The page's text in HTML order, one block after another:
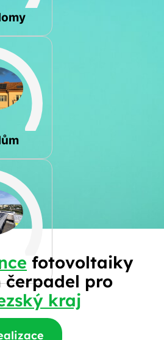
fotovoltaiky
čerpadel pro
kraj